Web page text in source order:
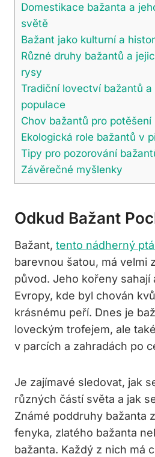
Domestikace bažanta a
světě
Bažant jako kulturní a
Různé druhy bažantů a
rysy
Tradiční lovectví bažantů
populace
Chov bažantů pro
Ekologická role bažantů v
Tipy pro pozorování
Závěrečné myšlenky
Odkud Bažant
Bažant, tento nádherný
barevnou šatou, má velmi
původ. Jeho kořeny sahají
Evropy, kde byl chován
krásnému peří. Dnes je
loveckým trofejem, ale
v parcích a zahradách po
Je zajímavé sledovat, jak
různých částí světa a jak
Známé poddruhy bažanta
fenyka, zlatého bažanta
bažanta. Každý z nich má